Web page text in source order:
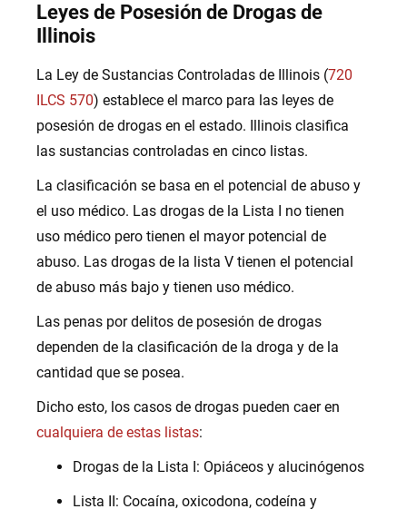
Leyes de Posesión de Drogas de
Illinois
La Ley de Sustancias Controladas de Illinois (720
ILCS 570) establece el marco para las leyes de
posesión de drogas en el estado. Illinois clasifica
las sustancias controladas en cinco listas.
La clasificación se basa en el potencial de abuso y
el uso médico. Las drogas de la Lista I no tienen
uso médico pero tienen el mayor potencial de
abuso. Las drogas de la lista V tienen el potencial
de abuso más bajo y tienen uso médico.
Las penas por delitos de posesión de drogas
dependen de la clasificación de la droga y de la
cantidad que se posea.
Dicho esto, los casos de drogas pueden caer en
cualquiera de estas listas:
Drogas de la Lista I: Opiáceos y alucinógenos
Lista II: Cocaína, oxicodona, codeína y